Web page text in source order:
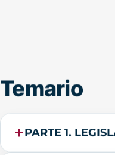
Temario
PARTE 1.